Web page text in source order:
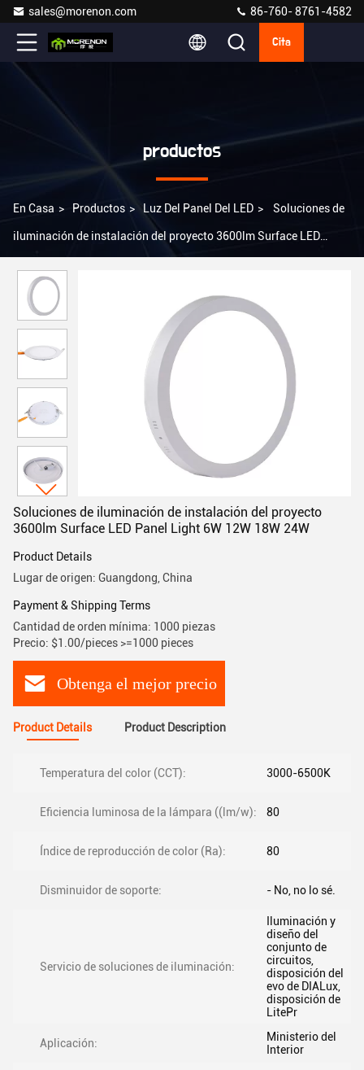
sales@morenon.com 86-760- 8761-4582
Cita
productos
En Casa > Productos > Luz Del Panel Del LED > Soluciones de
iluminación de instalación del proyecto 3600lm Surface LED
Soluciones de iluminación de instalación del proyecto
3600lm Surface LED Panel Light 6W 12W 18W 24W
Product Details
Lugar de origen: Guangdong, China
Payment & Shipping Terms
Cantidad de orden mínima: 1000 piezas
Precio: $1.00/pieces >=1000 pieces
Obtenga el mejor precio
Product Details Product Description
Temperatura del color (CCT): 3000-6500K
Eficiencia luminosa de la lámpara ((lm/w): 80
Índice de reproducción de color (Ra): 80
Disminuidor de soporte: - No, no lo sé.
Servicio de soluciones de iluminación:
Iluminación y
diseño del
conjunto de
circuitos,
disposición del
evo de DIALux,
disposición de
LitePr
Aplicación:
Ministerio del
Interior